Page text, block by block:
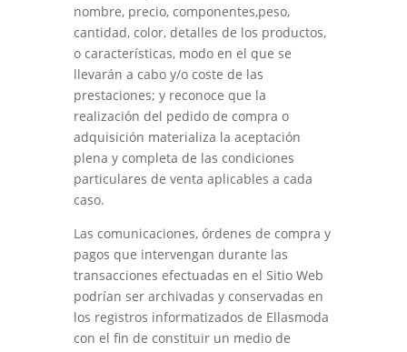
nombre, precio, componentes,peso,
cantidad, color, detalles de los productos,
o características, modo en el que se
llevarán a cabo y/o coste de las
prestaciones; y reconoce que la
realización del pedido de compra o
adquisición materializa la aceptación
plena y completa de las condiciones
particulares de venta aplicables a cada
caso.
Las comunicaciones, órdenes de compra y
pagos que intervengan durante las
transacciones efectuadas en el Sitio Web
podrían ser archivadas y conservadas en
los registros informatizados de Ellasmoda
con el fin de constituir un medio de